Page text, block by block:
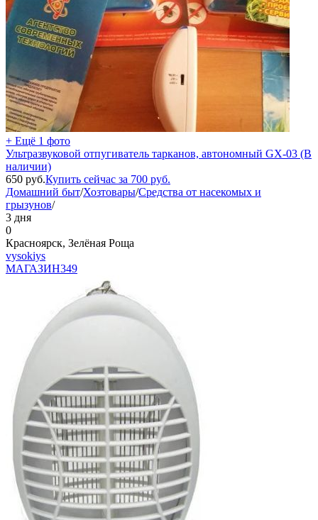
+ Ещё 1 фото
Ультразвуковой отпугиватель тарканов, автономный GX-03 (В
наличии)
650 руб.Купить сейчас за 700 руб.
Домашний быт/Хозтовары/Средства от насекомых и
грызунов/
3 дня
0
Красноярск, Зелёная Роща
vysokiys
МАГАЗИН349